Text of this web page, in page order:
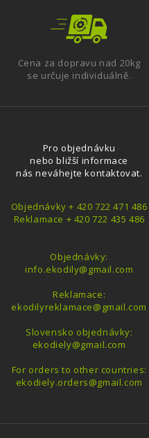
Cena za dopravu nad 20kg
se určuje individuálně.
Pro objednávku
nebo bližší informace
nás neváhejte kontaktovat.
Objednávky + 420 722 471 486
Reklamace + 420 722 435 486
Objednávky:
info.ekodily@gmail.com
Reklamace:
ekodilyreklamace@gmail.com
Slovensko objednávky:
ekodiely@gmail.com
For orders to other countries:
ekodiely.orders@gmail.com